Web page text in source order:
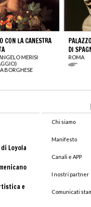
CON LA CANESTRA
MERISI
BORGHESE
DI
ROMA
Loyola
e
Chi siamo
Manifesto
Canali e APP
I nostri partner
Comunicati